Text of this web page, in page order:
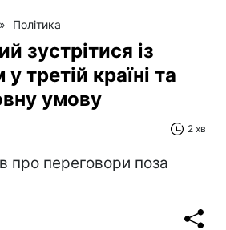
» Політика
зустрітися із
третій країні та
умову
2 хв
про переговори поза